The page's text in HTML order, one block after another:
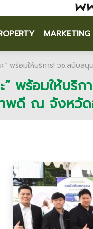
MARKETING
” พร้อมให้บริการ! วช.สนับ
พร้อมให้บริ
าพดี ณ จังหวั